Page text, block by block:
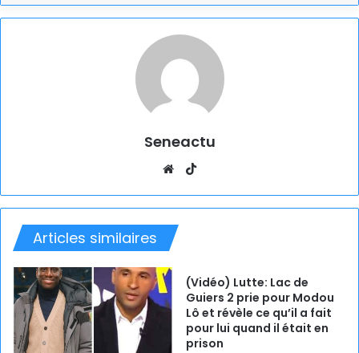
Seneactu
Website
Articles similaires
(Vidéo) Lutte: Lac de
Guiers 2 prie pour Modou
Lô et révèle ce qu’il a fait
pour lui quand il était en
prison